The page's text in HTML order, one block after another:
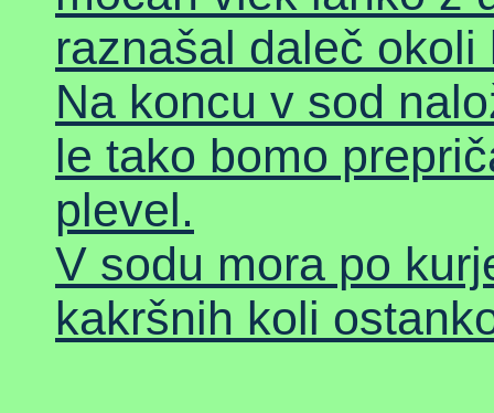
raznašal daleč okoli
Na koncu v sod
le tako bomo
plevel.
V sodu mora po
kakršnih koli